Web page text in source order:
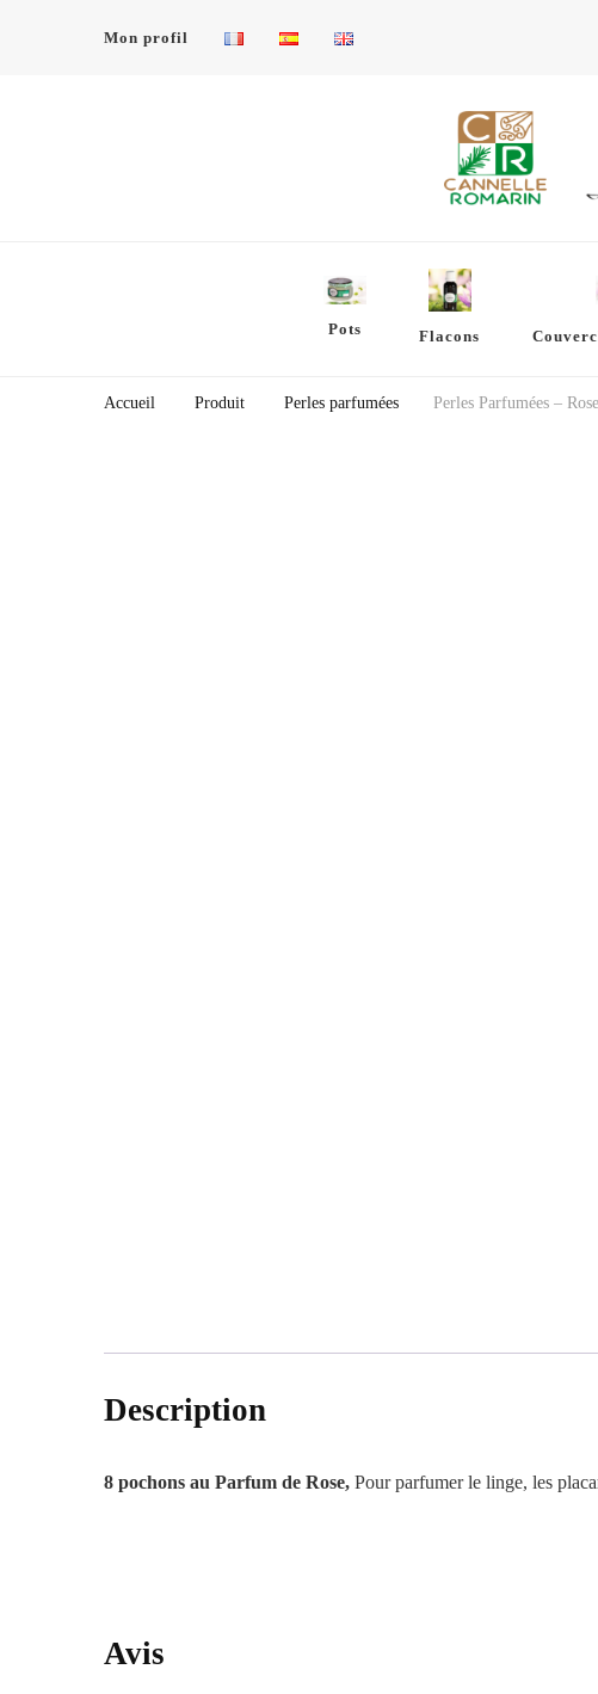
Mon profil
Pots Flacons
Accueil Produit Perles parfumées Perles Parfumées – Rose
Description
8 pochons au Parfum de Rose, Pour parfumer le linge, les
Avis